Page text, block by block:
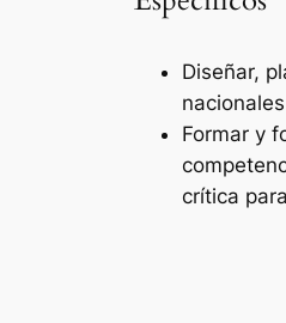
Diseñar,
Formar y
crítica